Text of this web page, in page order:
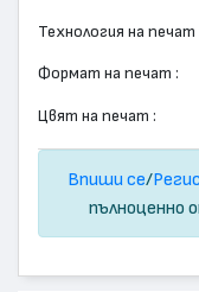
Технология на печат
Формат на печат :
Цвят на печат :
Впиши се/
пълноценно